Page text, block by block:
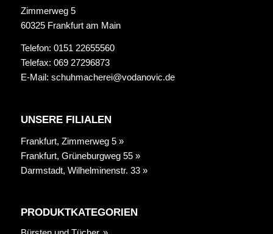
Zimmerweg 5
60325 Frankfurt am Main
Telefon: 0151 22655560
Telefax: 069 27296873
E-Mail: schuhmacherei@vodanovic.de
UNSERE FILIALEN
Frankfurt, Zimmerweg 5 »
Frankfurt, Grüneburgweg 55 »
Darmstadt, Wilhelminenstr. 33 »
PRODUKTKATEGORIEN